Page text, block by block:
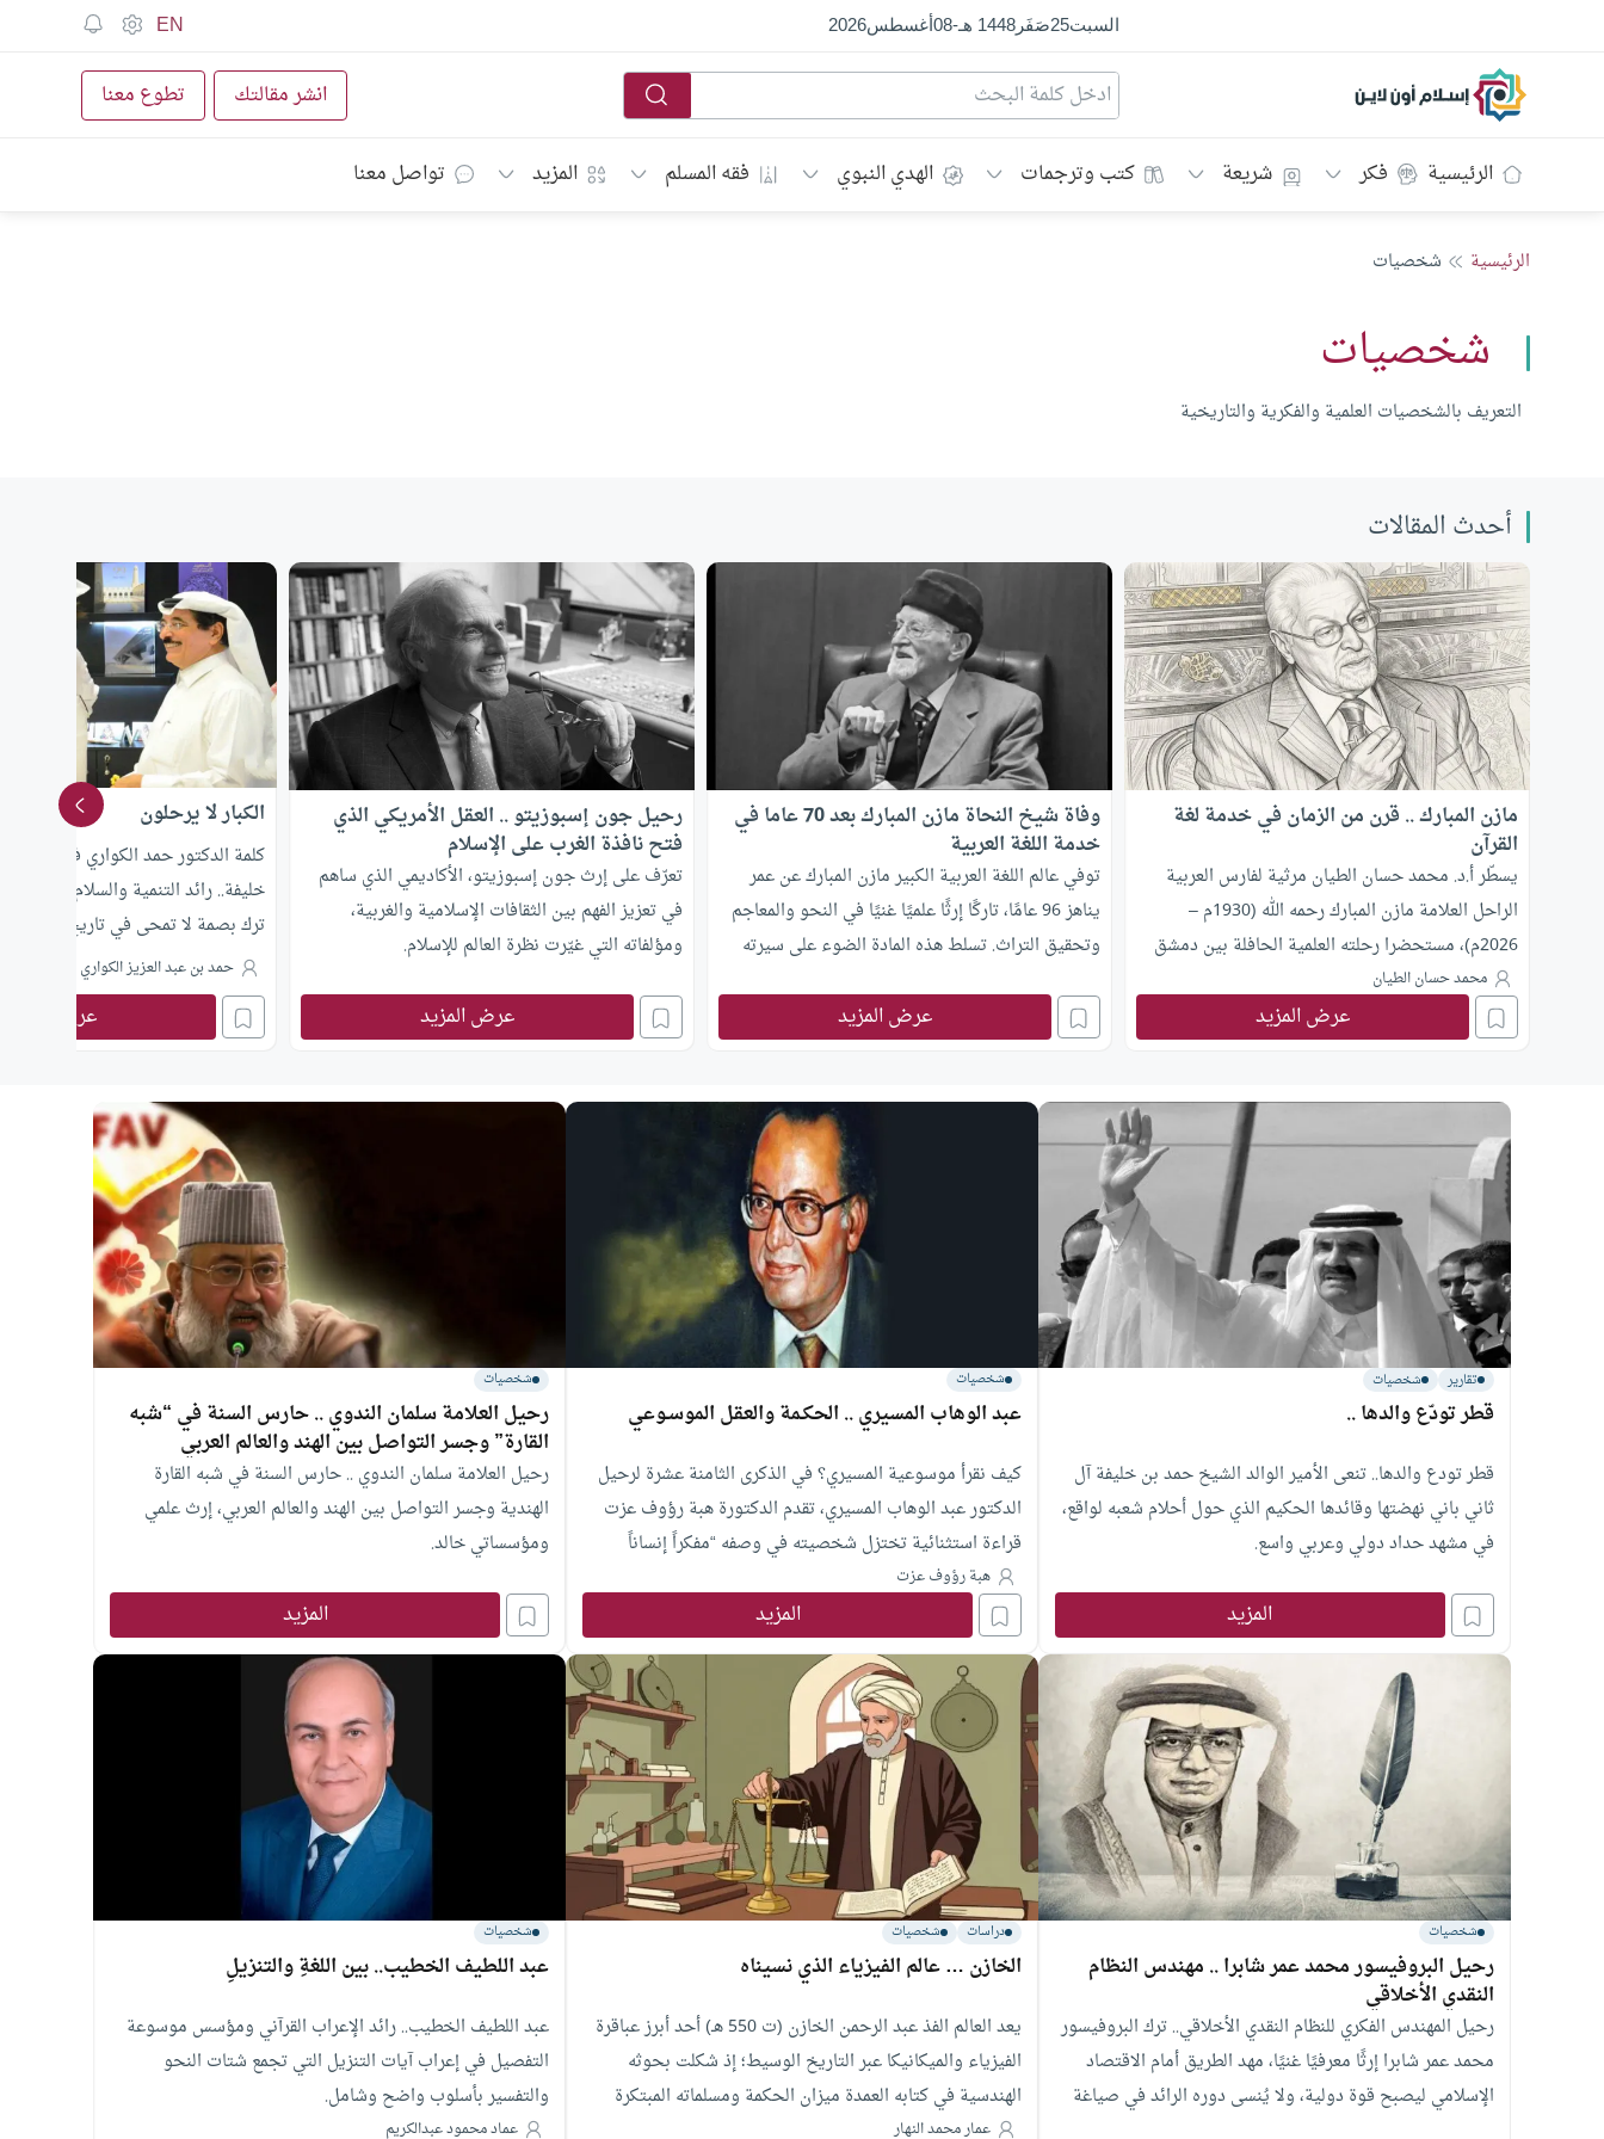
السبت25صَفَر1448 هـ -
08أغسطس2026
EN
إسلام أون لاين انشر مقالتك تطوع معنا
الرئيسية فكر شريعة كتب وترجمات الهدي النبوي فقه المسلم المزيد تواصل معنا
الرئيسية شخصيات
شخصيات
التعريف بالشخصيات العلمية والفكرية والتاريخية
أحدث المقالات
مازن المبارك .. قرن من الزمان في خدمة لغة
القرآن
يسطّر أ.د. محمد حسان الطيان مرثية لفارس العربية
الراحل العلامة مازن المبارك رحمه الله (1930م –
2026م)، مستحضرا رحلته العلمية الحافلة بين دمشق
والقاهرة وعواصم الفكر، وصحبته لأعلام العصر أمثال
طه حسين ومحمود شاكر.
محمد حسان الطيان
عرض المزيد
وفاة شيخ النحاة مازن المبارك بعد 70 عاما في
خدمة اللغة العربية
توفي عالم اللغة العربية الكبير مازن المبارك عن عمر
يناهز 96 عامًا، تاركًا إرثًا علميًا غنيًا في النحو والمعاجم
وتحقيق التراث. تسلط هذه المادة الضوء على سيرته
عرض المزيد
رحيل جون إسبوزيتو .. العقل الأمريكي الذي
فتح نافذة الغرب على الإسلام
تعرّف على إرث جون إسبوزيتو، الأكاديمي الذي ساهم
في تعزيز الفهم بين الثقافات الإسلامية والغربية،
ومؤلفاته التي غيّرت نظرة العالم للإسلام.
عرض المزيد
الكبار لا يرحلون
كلمة الدكتور حمد الكواري في وداع
خليفة.. رائد التنمية والسلام، رمز
ترك بصمة لا تمحى في تاريخ قطر.
حمد بن عبد العزيز الكواري
عرض المزيد
تقارير شخصيات
قطر تودّع والدها ..
قطر تودع والدها.. تنعى الأمير الوالد الشيخ حمد بن خليفة آل
ثاني باني نهضتها وقائدها الحكيم الذي حول أحلام شعبه لواقع،
في مشهد حداد دولي وعربي واسع.
المزيد
شخصيات
عبد الوهاب المسيري .. الحكـمة والعقل الموسـوعي
كيف نقرأ موسوعية المسيري؟ في الذكرى الثامنة عشرة لرحيل
الدكتور عبد الوهاب المسيري، تقدم الدكتورة هبة رؤوف عزت
قراءة استثنائية تختزل شخصيته في وصفه “مفكراً إنساناً
ورومانتيكياً”. وتُبرز المقالة عبقرية المسيري في صياغة مفاهيم
كاشفة غيّرت وجه البحث العربي، مقدماً نموذجاً ملهماً للمفكر
الذي آمن بقدرة الإنسان على التجاوز ورفض الانصياع للمادية
الشرسة؛ رجلٌ لم يرَ في العلم حرفة، بل رسالة أخلاقية وأمانة
وطنية موّلها من جيبه الخاص متحملاً أشد الأزمات المالية
لتبقى القيمة الإنسانية فوق كل اعتبار.
هبة رؤوف عزت
المزيد
شخصيات
رحيل العلامة سلمان الندوي .. حارس السنة في “شبه
القارة” وجسر التواصل بين الهند والعالم العربي
رحيل العلامة سلمان الندوي .. حارس السنة في شبه القارة
الهندية وجسر التواصل بين الهند والعالم العربي، إرث علمي
ومؤسساتي خالد.
المزيد
شخصيات
رحيل البروفيسور محمد عمر شابرا .. مهندس النظام
النقدي الأخلاقي
رحيل المهندس الفكري للنظام النقدي الأخلاقي.. ترك البروفيسور
محمد عمر شابرا إرثًا معرفيًا غنيًا، مهد الطريق أمام الاقتصاد
الإسلامي ليصبح قوة دولية، ولا يُنسى دوره الرائد في صياغة
دراسات شخصيات
الخازن … عالم الفيزياء الذي نسيناه
يعد العالم الفذ عبد الرحمن الخازن (ت 550 هـ) أحد أبرز عباقرة
الفيزياء والميكانيكا عبر التاريخ الوسيط؛ إذ شكلت بحوثه
الهندسية في كتابه العمدة ميزان الحكمة ومسلماته المبتكرة
حول حركية الأجسام، والثقل النوعي، والجاذبية، والاتزان، حجر
عمار محمد النهار
شخصيات
عبد اللطيف الخطيب.. بين اللغةِ والتنزيلِ
عبد اللطيف الخطيب.. رائد الإعراب القرآني ومؤسس موسوعة
التفصيل في إعراب آيات التنزيل التي تجمع شتات النحو
والتفسير بأسلوب واضح وشامل.
عماد محمود عبدالكريم